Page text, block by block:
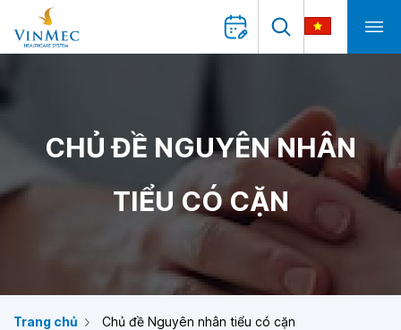
CHỦ ĐỀ NGUYÊN NHÂN
TIỂU CÓ CẶN
Trang chủ Chủ đề Nguyên nhân tiểu có cặn